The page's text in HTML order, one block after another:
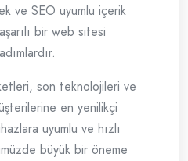
ve SEO uyumlu içerik
bir web sitesi
son teknolojileri ve
en yenilikçi
uyumlu ve hızlı
büyük bir öneme